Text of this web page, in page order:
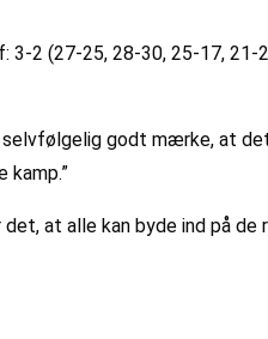
2 (27-25, 28-30, 25-17, 21-
selvfølgelig godt mærke, at
kamp.”
at alle kan byde ind på